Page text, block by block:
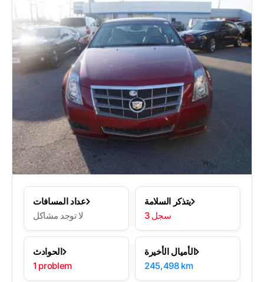
عداد المسافات
لا توجد مشاكل
يتذكر السلامة
3 سجل
الحوادث
1 problem
الأميال الأخيرة
245,498 km